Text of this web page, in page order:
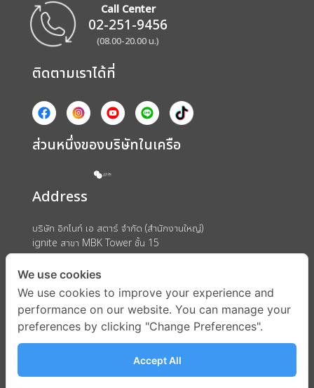
Call Center
02-251-9456
(08.00-20.00 น.)
ติดตามเราได้ที่
ส่วนหนึ่งของบริษัทในเครือ
Address
บริษัท อิกไนท์ เอ สตาร์ จำกัด (สำนักงานใหญ่)
ignite สาขา MBK Tower ชั้น 15
ถนนพญาไท แขวงวังใหม่ เขตปทุมวัน กรุงเทพมหานคร 10330
We use cookies
We use cookies to improve your experience and
performance on our website. You can manage your
preferences by clicking "Change Preferences".
Accept All